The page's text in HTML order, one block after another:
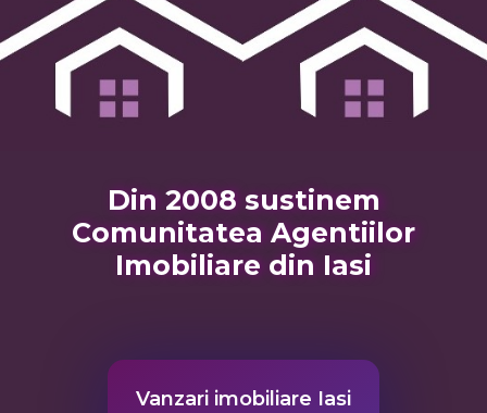
Din 2008 sustinem
Comunitatea Agentiilor
Imobiliare din Iasi
Vanzari imobiliare Iasi